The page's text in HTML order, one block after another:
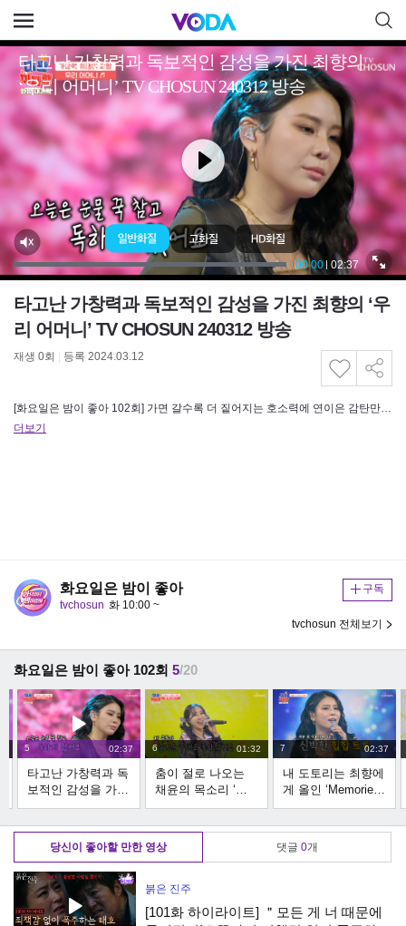
타고난 가창력과 독보적인 감성을 가진 최향의 ‘우
리 어머니’ TV CHOSUN 240312 방송
재생 0회 등록 2024.03.12
[화요일은 밤이 좋아 102회] 가면 갈수록 더 짙어지는 호소력에 연이은 감탄만 나오는 최향의 무대
더보기
화요일은 밤이 좋아
tvchosun 화 10:00 ~
구독
tvchosun 전체보기
화요일은 밤이 좋아 102회 5/20
5 02:37
타고난 가창력과 독
보적인 감성을 가진
최향의 ‘우리 어머
니’ TV CHOSUN
240312 방송
6 01:32
춤이 절로 나오는
채윤의 목소리 ‘즐
거운 인생' TV
CHOSUN 240312
방송
7 02:37
내 도토리는 최향에
게 올인 ‘Memories’
TV CHOSUN
240312 방송
당신이 좋아할 만한 영상 댓글 0개
붉은 진주
[101화 하이라이트] ＂모든 게 너 때문에